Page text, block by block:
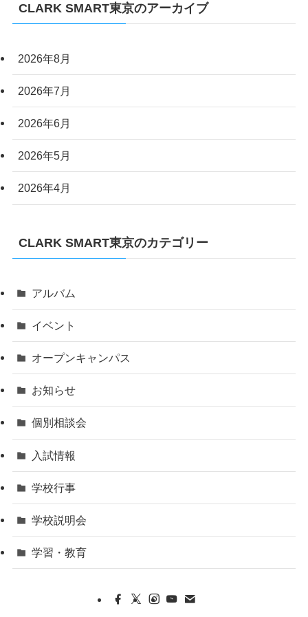
CLARK SMART東京のアーカイブ
2026年8月
2026年7月
2026年6月
2026年5月
2026年4月
CLARK SMART東京のカテゴリー
アルバム
イベント
オープンキャンパス
お知らせ
個別相談会
入試情報
学校行事
学校説明会
学習・教育